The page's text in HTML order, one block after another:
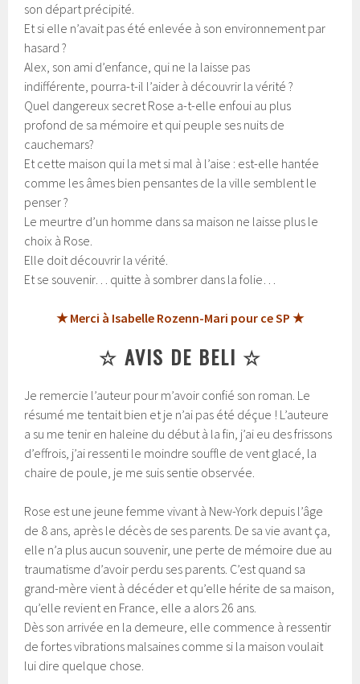
son départ précipité.
Et si elle n’avait pas été enlevée à son environnement par
hasard ?
Alex, son ami d’enfance, qui ne la laisse pas
indifférente, pourra-t-il l’aider à découvrir la vérité ?
Quel dangereux secret Rose a-t-elle enfoui au plus
profond de sa mémoire et qui peuple ses nuits de
cauchemars?
Et cette maison qui la met si mal à l’aise : est-elle hantée
comme les âmes bien pensantes de la ville semblent le
penser ?
Le meurtre d’un homme dans sa maison ne laisse plus le
choix à Rose.
Elle doit découvrir la vérité.
Et se souvenir… quitte à sombrer dans la folie…
★ Merci à Isabelle Rozenn-Mari pour ce SP ★
☆ AVIS DE BELI ☆
Je remercie l’auteur pour m’avoir confié son roman. Le
résumé me tentait bien et je n’ai pas été déçue ! L’auteure
a su me tenir en haleine du début à la fin, j’ai eu des frissons
d’effrois, j’ai ressenti le moindre souffle de vent glacé, la
chaire de poule, je me suis sentie observée.
Rose est une jeune femme vivant à New-York depuis l’âge
de 8 ans, après le décès de ses parents. De sa vie avant ça,
elle n’a plus aucun souvenir, une perte de mémoire due au
traumatisme d’avoir perdu ses parents. C’est quand sa
grand-mère vient à décéder et qu’elle hérite de sa maison,
qu’elle revient en France, elle a alors 26 ans.
Dès son arrivée en la demeure, elle commence à ressentir
de fortes vibrations malsaines comme si la maison voulait
lui dire quelque chose.